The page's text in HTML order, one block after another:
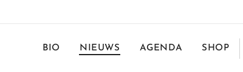
BIO NIEUWS AGENDA SHOP